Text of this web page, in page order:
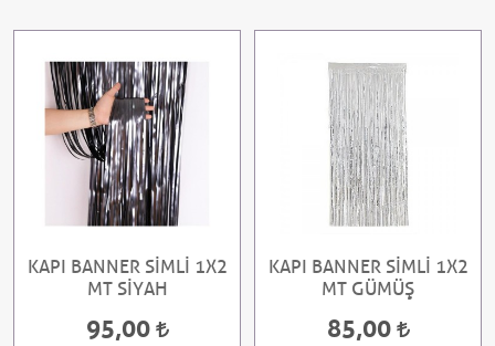
KAPI BANNER SİMLİ 1X2
MT SİYAH
95,00
KAPI BANNER SİMLİ 1X2
MT GÜMÜŞ
85,00